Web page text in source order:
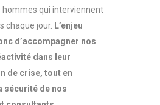
qui interviennent
chaque jour. L’enjeu
d’accompagner nos
dans leur
de crise, tout en
sécurité de nos